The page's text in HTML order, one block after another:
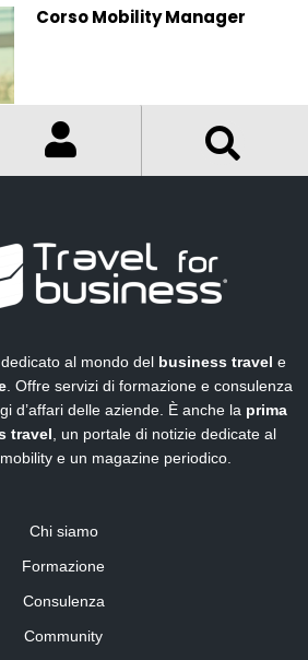
Corso Mobility Manager
al mondo del business travel e
. Offre servizi di formazione e consulenza
d’affari delle aziende. È anche la prima
travel , un portale di notizie dedicate al
e un magazine periodico.
Chi siamo
Formazione
Consulenza
Community